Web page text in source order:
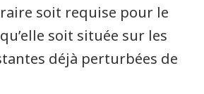
soit requise pour le
soit située sur les
déjà perturbées de